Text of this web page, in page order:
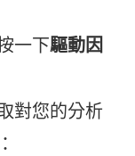
一下驅動因
對您的分析